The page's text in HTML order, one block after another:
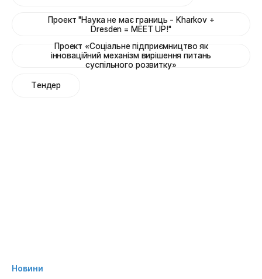
Проект "Наука не має границь - Kharkov +
Dresden = MEET UP!"
Проект «Соціальне підприємництво як
інноваційний механізм вирішення питань
суспільного розвитку»
Тендер
Новини